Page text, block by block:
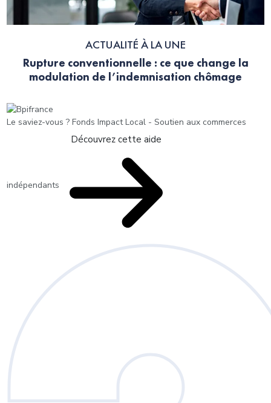
ACTUALITÉ À LA UNE
Rupture conventionnelle : ce que change la
modulation de l’indemnisation chômage
Le saviez-vous ?Fonds Impact Local - Soutien aux commerces
indépendants
Découvrez cette aide